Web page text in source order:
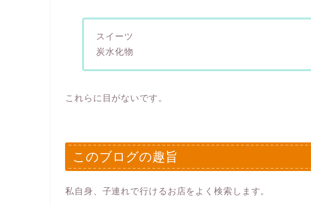
スイーツ
炭水化物
これらに目がないです。
このブログの趣旨
私自身、子連れで行けるお店をよく検索します。